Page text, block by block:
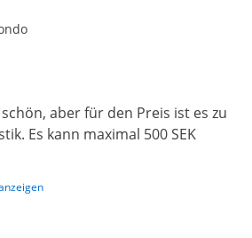
aber für den Preis ist es zu
Es kann maximal 500 SEK